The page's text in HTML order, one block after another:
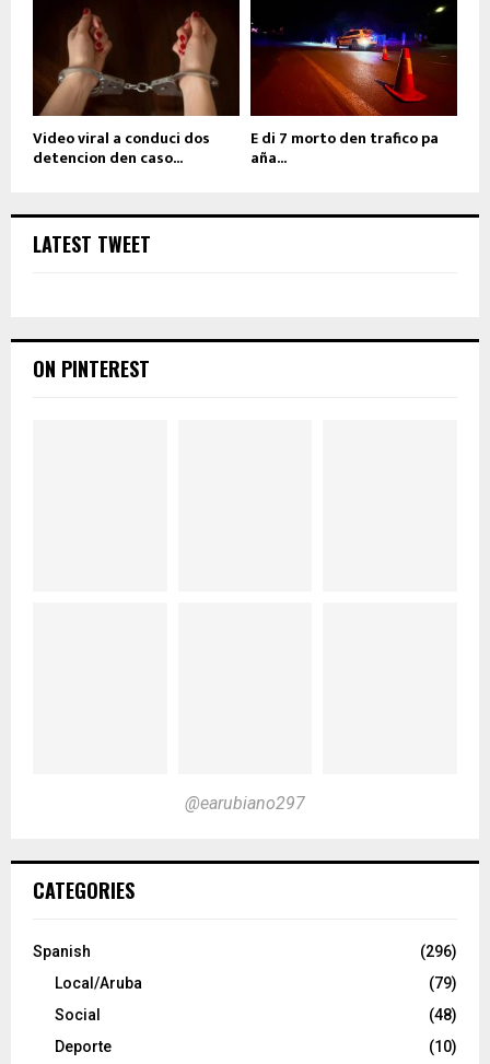
Video viral a conduci dos
detencion den caso...
E di 7 morto den trafico pa
aña...
LATEST TWEET
ON PINTEREST
@earubiano297
CATEGORIES
Spanish
(296)
Local/Aruba
(79)
Social
(48)
Deporte
(10)